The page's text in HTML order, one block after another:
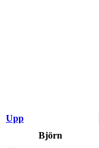
Upp
Björn